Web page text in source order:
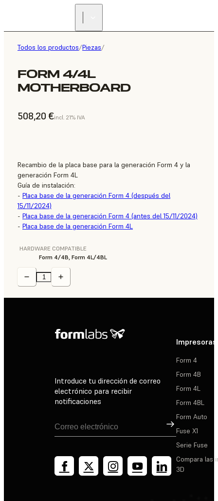
Todos los productos/Piezas/
FORM 4/4L
MOTHERBOARD
508,20 €incl. 21% IVA
Recambio de la placa base para la generación Form 4 y la
generación Form 4L
Guía de instalación:
- Placa base de la generación Form 4 (después del
15/11/2024)
- Placa base de la generación Form 4 (antes del 15/11/2024)
- Placa base de la generación Form 4L
HARDWARE COMPATIBLE
Form 4/4B, Form 4L/4BL
Introduce tu dirección de correo
electrónico para recibir
notificaciones
Suscribirse
Impresoras
Form 4
Form 4B
Form 4L
Form 4BL
Form Auto
Fuse X1
Serie Fuse
Compara las
3D